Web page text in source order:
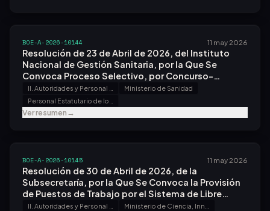
BOE-A-2026-10144 11 may 2026
Resolución de 23 de Abril de 2026, del Instituto
Nacional de Gestión Sanitaria, por la Que Se
Convoca Proceso Selectivo, por Concurso-
oposición, por el Sistema General de Acceso Libre,
para Acceso a la Condición de Personal Estatutario
Fijo en Plazas de la Categoría de Pinche.
Ministerio de Sanidad
Ver resumen→
BOE-A-2026-10145 11 may 2026
Resolución de 30 de Abril de 2026, de la
Subsecretaría, por la Que Se Convoca la Provisión
de Puestos de Trabajo por el Sistema de Libre
Designación.